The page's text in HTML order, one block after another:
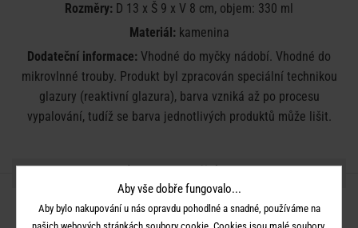
Rozměry: D 13 x Š 9 x V 8 cm, objem: 330 ml
Materiál:kamenina
Dodateční informace: Vhodné do myčky nádobí. Vhodné do
mikrovlnné trouby. Produkt byl zpracován speciální technikou
glazury (reaktivní glazura), barva vzniká až po procesu
vypalování, tudíž se barva jednotlivých produktů může lišit.
SDÍLEJTE S PŘÁTELI
Aby vše dobře fungovalo...
Aby bylo nakupování u nás opravdu pohodlné a snadné, používáme na
našich webových stránkách soubory cookie. Cookies jsou malé soubory,